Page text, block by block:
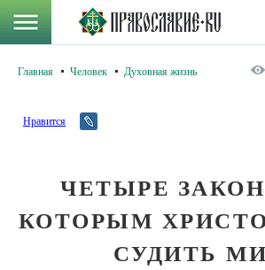
Главная Человек Духовная жизнь
Нравится
ЧЕТЫРЕ
КОТОРЫМ
СУДИТЬ